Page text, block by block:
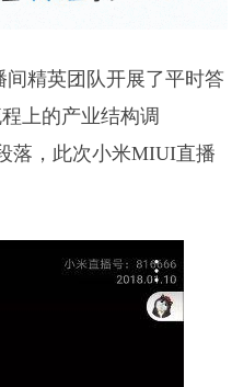
精英团队开展了平时答
上的产业结构调
落，此次小米MIUI直播